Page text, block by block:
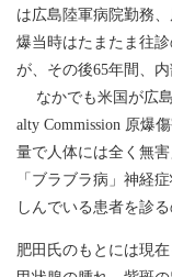
は広島陸軍病院勤務、
爆当時はたまたま往
が、その後65年間、
なかでも米国が広島
alty Commission 原爆
量で人体には全く無
「ブラブラ病」神経
しんでいる患者を診
肥田氏のもとには現